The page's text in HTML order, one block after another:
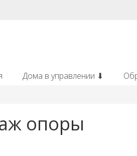
Дома в управлении ⬇
опоры